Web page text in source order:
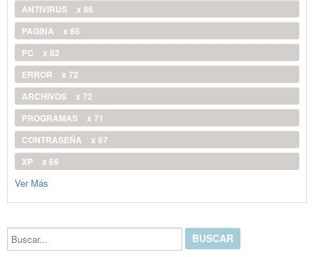
ANTIVIRUS
x 86
PAGINA
x 85
PC
x 82
ERROR
x 72
ARCHIVOS
x 72
PROGRAMAS
x 71
CONTRASEÑA
x 67
XP
x 66
Ver Más
Buscar...